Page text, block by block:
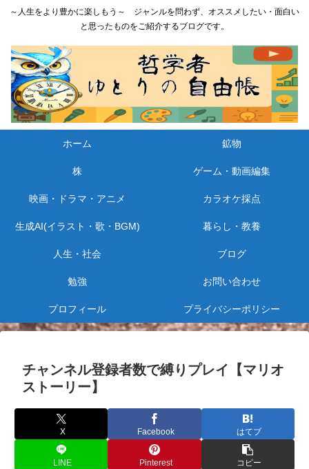
～人生をより豊かに楽しもう～ ジャンルを問わず、オススメしたい・面白い
と思ったものをご紹介するブログです。
ホーム 鉱物
株 ゲーム・動画編集
映画・ドラマ・アニメ カラオケ採点
生成AI(イラスト・歌・BGM) 暮らし・教養
人生・社会 ブログ
勉強 お問い合わせ
プロフィール プライバシーポリシー
チャンネル登録者数で縛りプレイ【マリオ
ストーリー】
X Facebook はてブ
LINE Pinterest コピー